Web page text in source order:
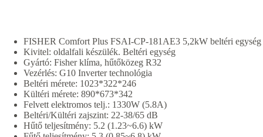
FISHER Comfort Plus FSAI-CP-181AE3 5,2kW beltéri egység
Kivitel: oldalfali készülék. Beltéri egység
Gyártó: Fisher klíma, hűtőközeg R32
Vezérlés: G10 Inverter technológia
Beltéri mérete: 1023*322*246
Kültéri mérete: 890*673*342
Felvett elektromos telj.: 1330W (5.8A)
Beltéri/Kültéri zajszint: 22-38/65 dB
Hűtő teljesítmény: 5.2 (1.23~6.6) kW